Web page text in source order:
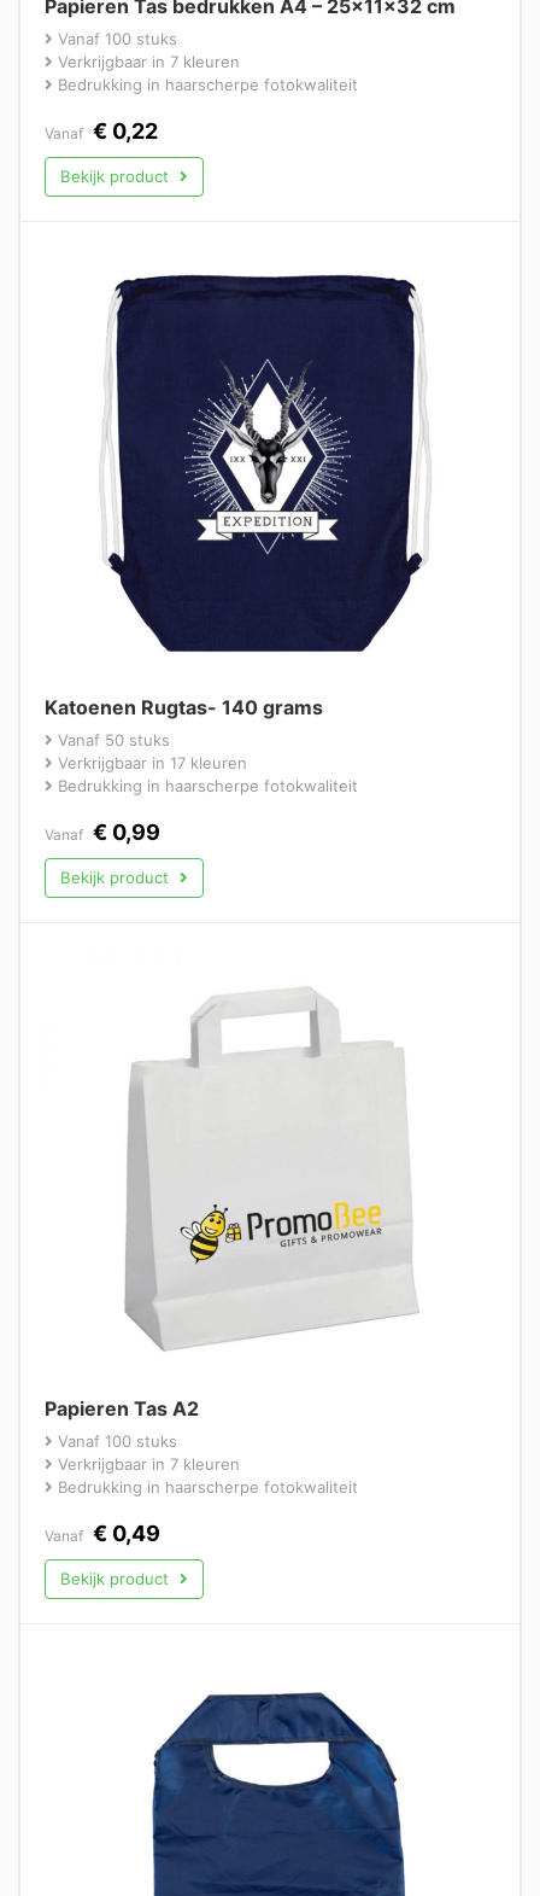
Papieren Tas bedrukken A4 – 25x11x32 cm
Vanaf 100 stuks
Verkrijgbaar in 7 kleuren
Bedrukking in haarscherpe fotokwaliteit
Vanaf € 0,22
Bekijk product
Katoenen Rugtas- 140 grams
Vanaf 50 stuks
Verkrijgbaar in 17 kleuren
Bedrukking in haarscherpe fotokwaliteit
Vanaf € 0,99
Bekijk product
Papieren Tas A2
Vanaf 100 stuks
Verkrijgbaar in 7 kleuren
Bedrukking in haarscherpe fotokwaliteit
Vanaf € 0,49
Bekijk product